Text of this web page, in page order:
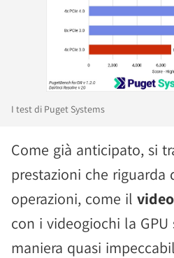
I test di Puget Systems
Come già anticipato, si
prestazioni che riguarda
operazioni, come il
con i videogiochi la
maniera quasi